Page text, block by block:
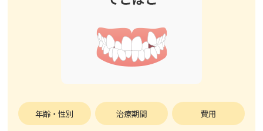
年齢・性別 治療期間 費用